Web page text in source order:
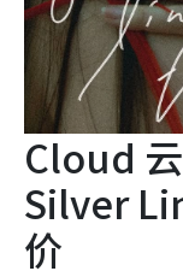
Cloud
Silver
价